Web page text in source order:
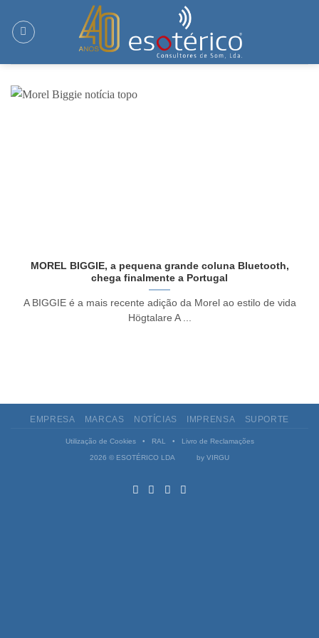
content
MOREL BIGGIE, a pequena grande coluna Bluetooth,
chega finalmente a Portugal
A BIGGIE é a mais recente adição da Morel ao estilo de vida
Högtalare A ...
EMPRESA MARCAS NOTÍCIAS IMPRENSA SUPORTE
Utilização de Cookies• RAL • Livro de Reclamações
2026 © ESOTÉRICO LDA by VIRGU